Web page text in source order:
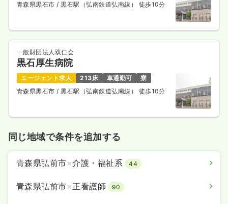
青森県黒石市/ 黒石駅（弘南鉄道弘南線） 徒歩10分
一般財団法人双仁会
黒石厚生病院
エージェント求人 213床 車通勤可
寮
青森県黒石市/ 黒石駅（弘南鉄道弘南線） 徒歩10分
同じ地域で条件を追加する
青森県弘前市×介護・福祉系 44
青森県弘前市×正看護師 90